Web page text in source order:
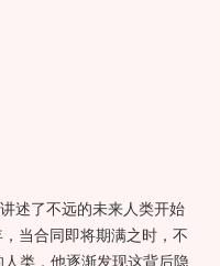
述了不远的未来人类开始
当合同即将期满之时，不
类，他逐渐发现这背后隐